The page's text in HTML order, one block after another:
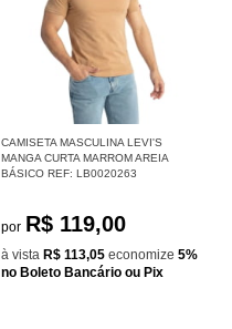
CAMISETA MASCULINA LEVI'S
MANGA CURTA MARROM AREIA
BÁSICO REF: LB0020263
por R$ 119,00
à vista R$ 113,05 economize 5%
no Boleto Bancário ou Pix